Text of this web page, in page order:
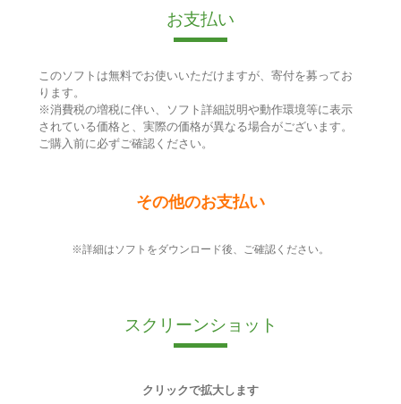
お支払い
このソフトは無料でお使いいただけますが、寄付を募ってお
ります。
※消費税の増税に伴い、ソフト詳細説明や動作環境等に表示
されている価格と、実際の価格が異なる場合がございます。
ご購入前に必ずご確認ください。
その他のお支払い
※詳細はソフトをダウンロード後、ご確認ください。
スクリーンショット
クリックで拡大します